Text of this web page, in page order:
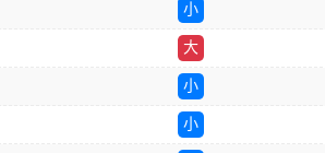
小
大
小
小